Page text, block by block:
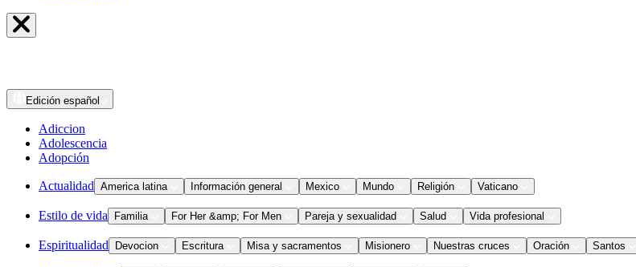
Edición español
Adiccion
Adolescencia
Adopción
Actualidad America latina Información general Mexico Mundo Religión Vaticano
Estilo de vida Familia For Her &amp; For Men Pareja y sexualidad Salud Vida profesional
Espiritualidad Devocion Escritura Misa y sacramentos Misionero Nuestras cruces Oración Santos